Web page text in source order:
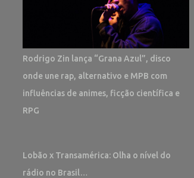
Rodrigo Zin lança “Grana Azul”, disco
onde une rap, alternativo e MPB com
influências de animes, ficção científica e
RPG
Lobão x Transamérica: Olha o nível do
rádio no Brasil…